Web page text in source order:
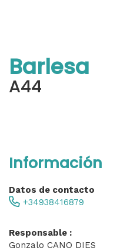
Barlesa
A44
Información
Datos de contacto
+34938416879
Responsable :
Gonzalo CANO DIES